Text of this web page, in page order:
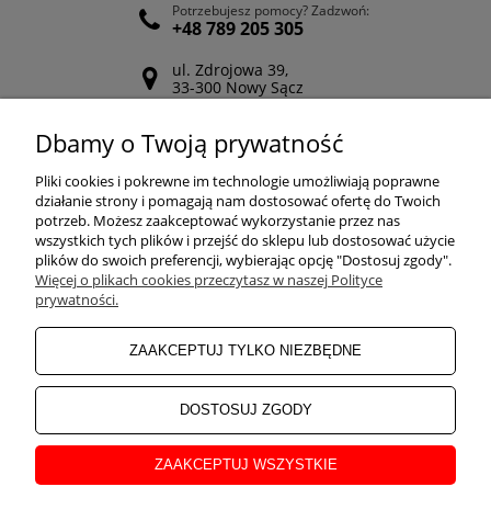
Potrzebujesz pomocy? Zadzwoń:
+48 789 205 305
ul. Zdrojowa 39,
33-300 Nowy Sącz
Odwiedź nasz Facebook
POMOC
ZAKUPY
MOJE KONTO
INFORMACJE
O NAS
Dbamy o Twoją prywatność
Pliki cookies i pokrewne im technologie umożliwiają poprawne
działanie strony i pomagają nam dostosować ofertę do Twoich
potrzeb. Możesz zaakceptować wykorzystanie przez nas
wszystkich tych plików i przejść do sklepu lub dostosować użycie
plików do swoich preferencji, wybierając opcję "Dostosuj zgody".
Więcej o plikach cookies przeczytasz w naszej Polityce
prywatności.
ZAAKCEPTUJ TYLKO NIEZBĘDNE
DOSTOSUJ ZGODY
ZAAKCEPTUJ WSZYSTKIE